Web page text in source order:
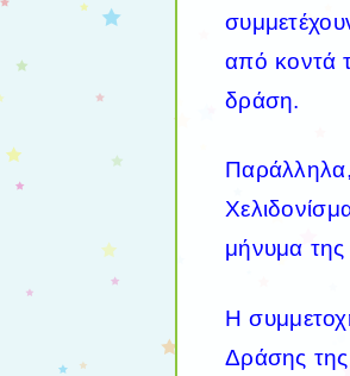
από κοντά
δράση.
μήνυμα της
Η
Δράσης